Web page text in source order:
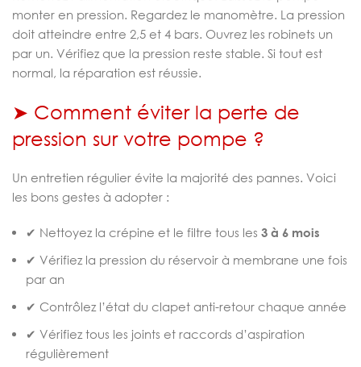
monter en pression. Regardez le manomètre. La pression
doit atteindre entre 2,5 et 4 bars. Ouvrez les robinets un
par un. Vérifiez que la pression reste stable. Si tout est
normal, la réparation est réussie.
➤ Comment éviter la perte de
pression sur votre pompe ?
Un entretien régulier évite la majorité des pannes. Voici
les bons gestes à adopter :
✔ Nettoyez la crépine et le filtre tous les 3 à 6 mois
✔ Vérifiez la pression du réservoir à membrane une fois
par an
✔ Contrôlez l’état du clapet anti-retour chaque année
✔ Vérifiez tous les joints et raccords d’aspiration
régulièrement